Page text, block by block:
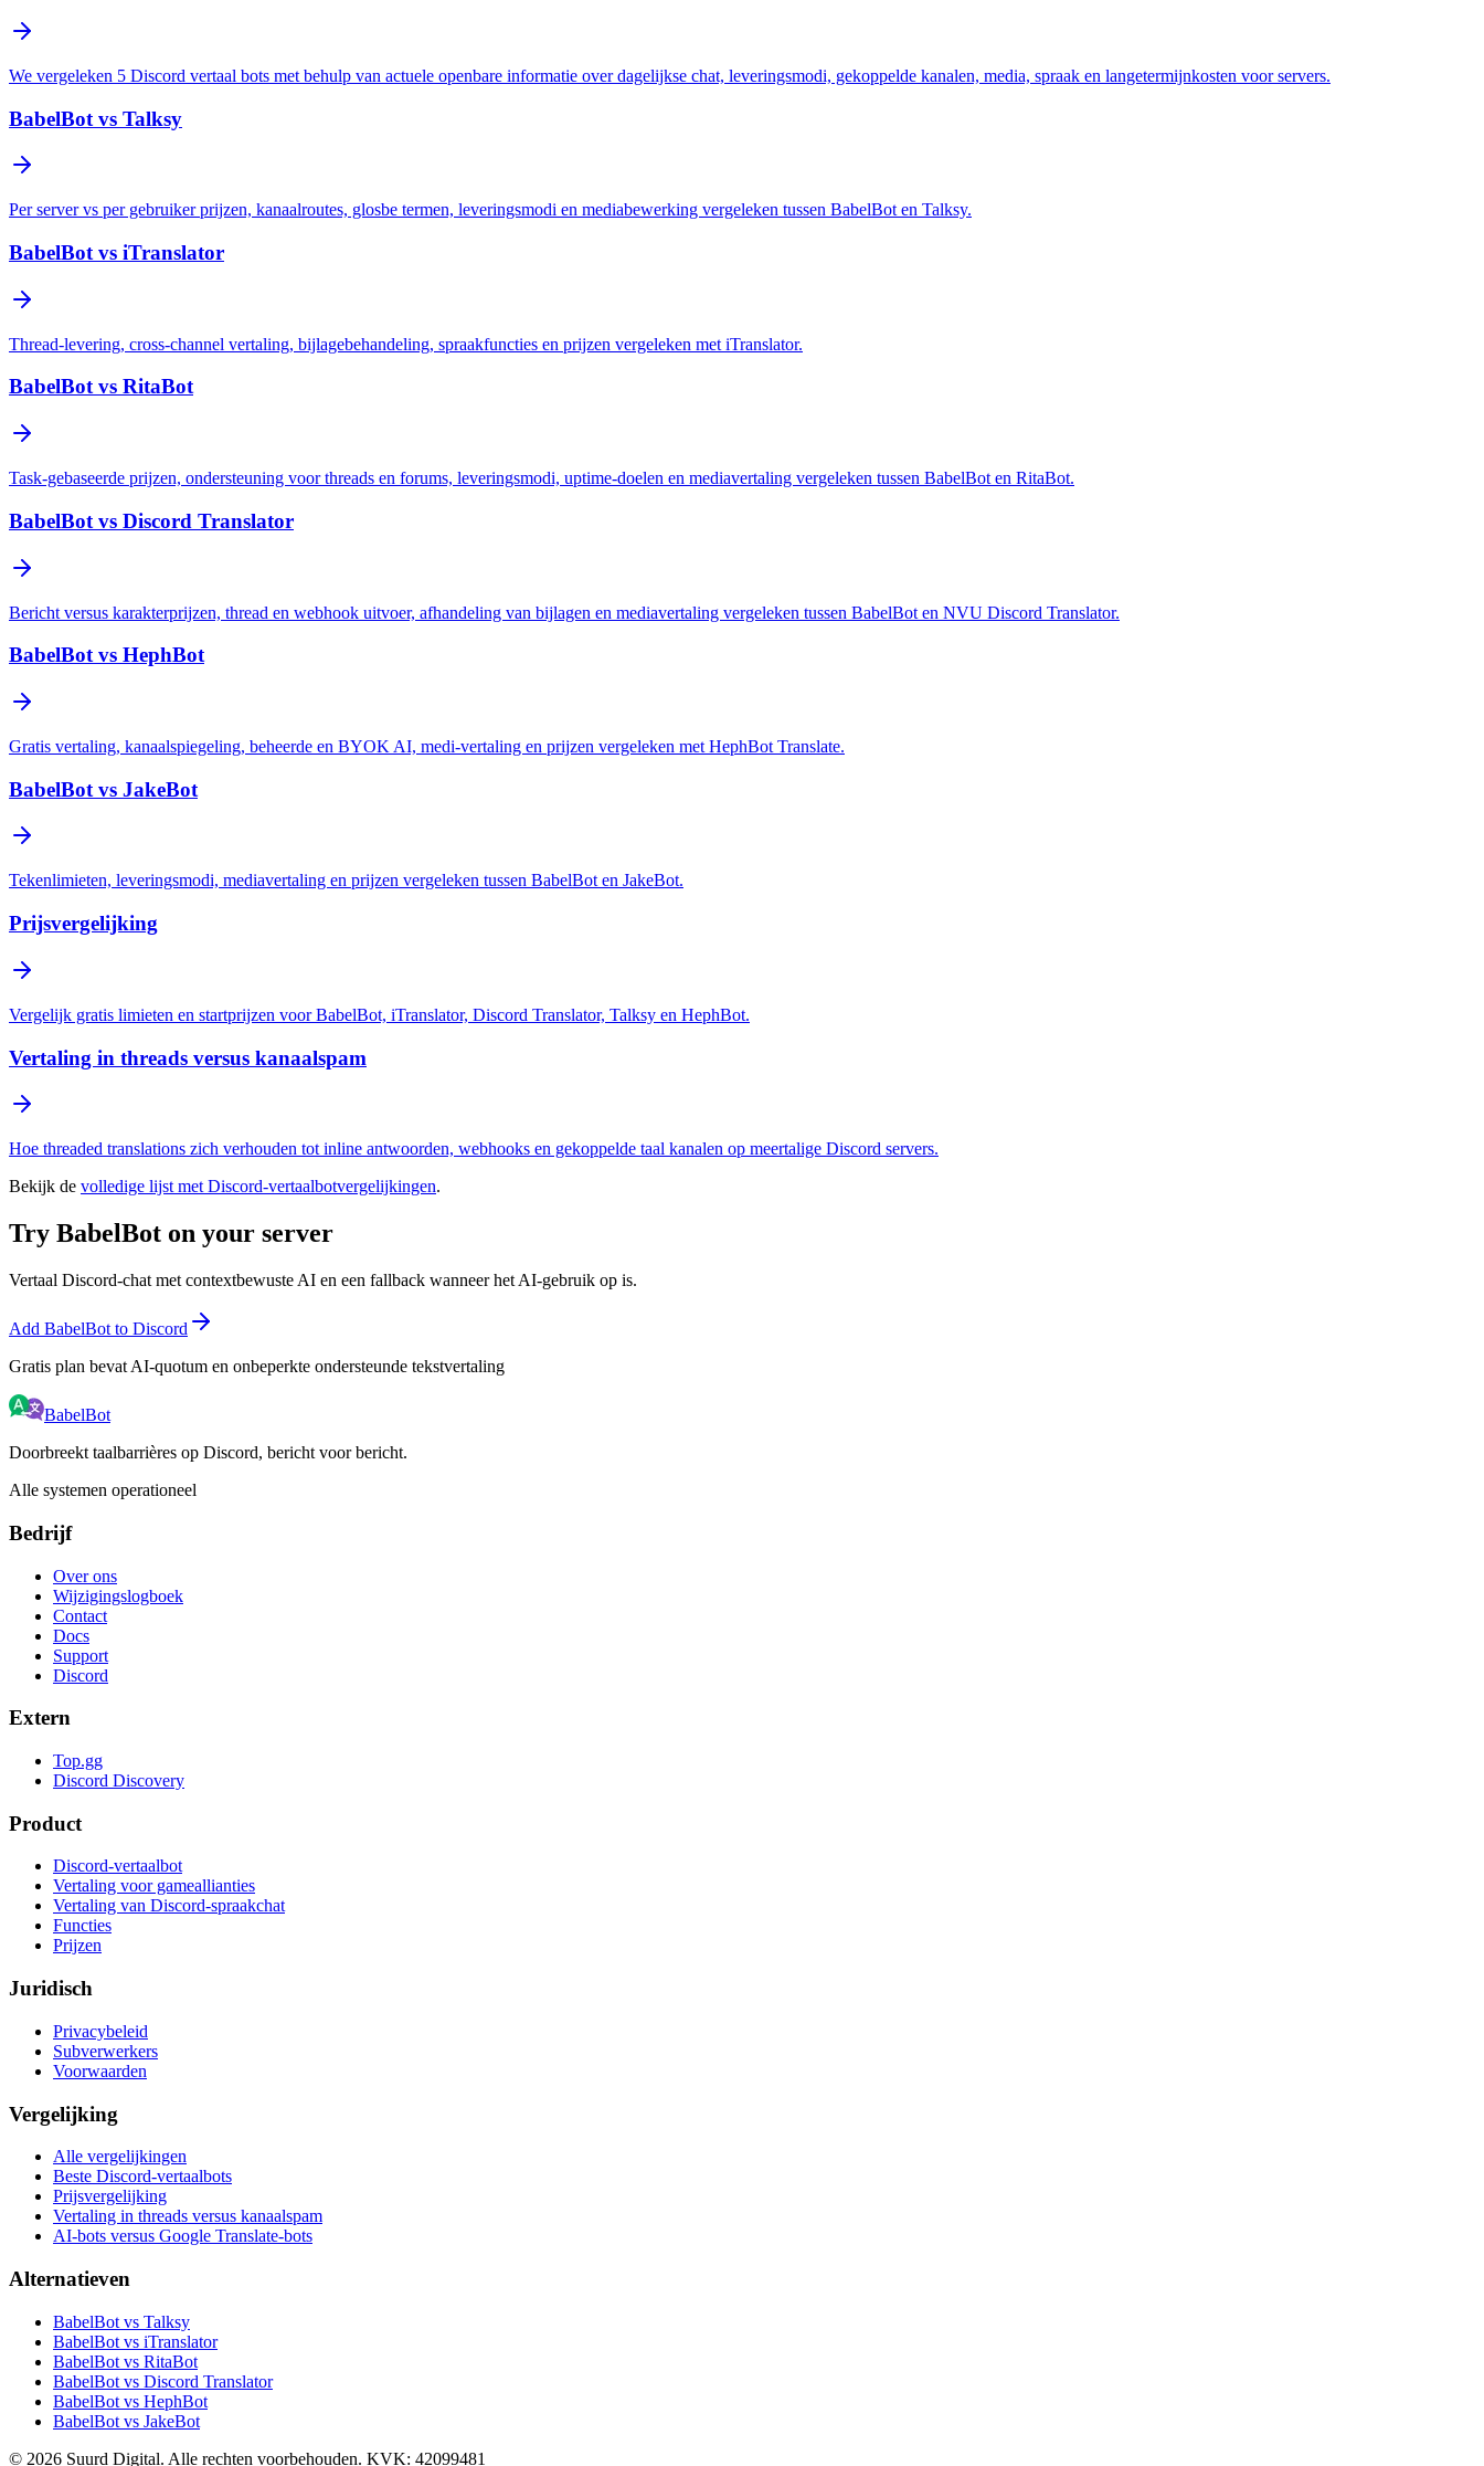
We vergeleken 5 Discord vertaal bots met behulp van actuele openbare informatie over dagelijkse chat, leveringsmodi, gekoppelde kanalen, media, spraak en langetermijnkosten voor servers.
BabelBot vs Talksy
Per server vs per gebruiker prijzen, kanaalroutes, glosbe termen, leveringsmodi en mediabewerking vergeleken tussen BabelBot en Talksy.
BabelBot vs iTranslator
Thread-levering, cross-channel vertaling, bijlagebehandeling, spraakfuncties en prijzen vergeleken met iTranslator.
BabelBot vs RitaBot
Task-gebaseerde prijzen, ondersteuning voor threads en forums, leveringsmodi, uptime-doelen en mediavertaling vergeleken tussen BabelBot en RitaBot.
BabelBot vs Discord Translator
Bericht versus karakterprijzen, thread en webhook uitvoer, afhandeling van bijlagen en mediavertaling vergeleken tussen BabelBot en NVU Discord Translator.
BabelBot vs HephBot
Gratis vertaling, kanaalspiegeling, beheerde en BYOK AI, medi-vertaling en prijzen vergeleken met HephBot Translate.
BabelBot vs JakeBot
Tekenlimieten, leveringsmodi, mediavertaling en prijzen vergeleken tussen BabelBot en JakeBot.
Prijsvergelijking
Vergelijk gratis limieten en startprijzen voor BabelBot, iTranslator, Discord Translator, Talksy en HephBot.
Vertaling in threads versus kanaalspam
Hoe threaded translations zich verhouden tot inline antwoorden, webhooks en gekoppelde taal kanalen op meertalige Discord servers.
Bekijk de volledige lijst met Discord-vertaalbotvergelijkingen.
Try BabelBot on your server
Vertaal Discord-chat met contextbewuste AI en een fallback wanneer het AI-gebruik op is.
Add BabelBot to Discord
Gratis plan bevat AI-quotum en onbeperkte ondersteunde tekstvertaling
BabelBot
Doorbreekt taalbarrières op Discord, bericht voor bericht.
Alle systemen operationeel
Bedrijf
Over ons
Wijzigingslogboek
Contact
Docs
Support
Discord
Extern
Top.gg
Discord Discovery
Product
Discord-vertaalbot
Vertaling voor gameallianties
Vertaling van Discord-spraakchat
Functies
Prijzen
Juridisch
Privacybeleid
Subverwerkers
Voorwaarden
Vergelijking
Alle vergelijkingen
Beste Discord-vertaalbots
Prijsvergelijking
Vertaling in threads versus kanaalspam
AI-bots versus Google Translate-bots
Alternatieven
BabelBot vs Talksy
BabelBot vs iTranslator
BabelBot vs RitaBot
BabelBot vs Discord Translator
BabelBot vs HephBot
BabelBot vs JakeBot
© 2026 Suurd Digital. Alle rechten voorbehouden. KVK: 42099481